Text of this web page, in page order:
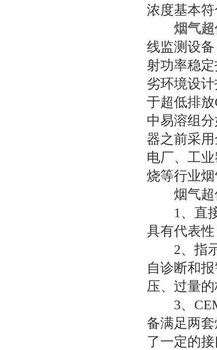
浓度基本
烟气
线监测设
射功率稳
劣环境设
于超低排
中易溶组
器之前采
电厂、工
烧等行业
烟气超
1、直接
具有代表
2、指示
自诊断和
压、过量
3、
备满足两
了一定的